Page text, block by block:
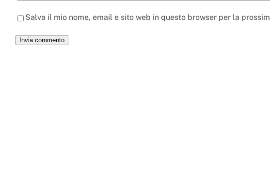
Salva il mio nome, email e sito web in questo browser per la